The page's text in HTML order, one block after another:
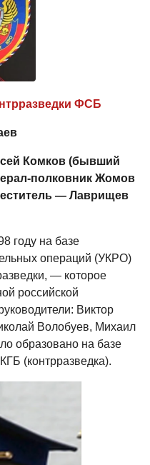
ФСБ
Комков (бывший
полковник Жомов
— Лаврищев
году на базе
операций (УКРО)
— которое
российской
Виктор
Волобуев, Михаил
образовано на базе
(контрразведка).